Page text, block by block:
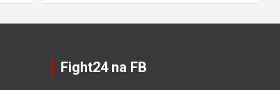
Fight24 na FB